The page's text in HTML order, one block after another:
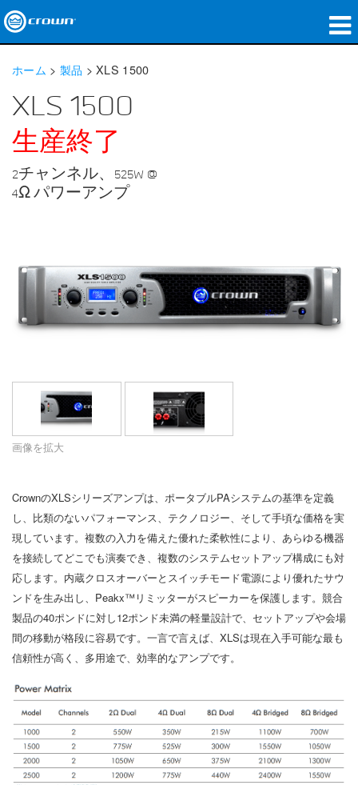
アプリケーション
ネットワークオーディオ
購入先
導入事例
トレーニング
ホーム > 製品 >XLS 1500
XLS 1500
生産終了
2チャンネル、525W @
4Ω パワーアンプ
画像を拡大
CrownのXLSシリーズアンプは、ポータブルPAシステムの基準を定義
し、比類のないパフォーマンス、テクノロジー、そして手頃な価格を実
現しています。複数の入力を備えた優れた柔軟性により、あらゆる機器
を接続してどこでも演奏でき、複数のシステムセットアップ構成にも対
応します。内蔵クロスオーバーとスイッチモード電源により優れたサウ
ンドを生み出し、Peakx™リミッターがスピーカーを保護します。競合
製品の40ポンドに対し12ポンド未満の軽量設計で、セットアップや会場
間の移動が格段に容易です。一言で言えば、XLSは現在入手可能な最も
信頼性が高く、多用途で、効率的なアンプです。